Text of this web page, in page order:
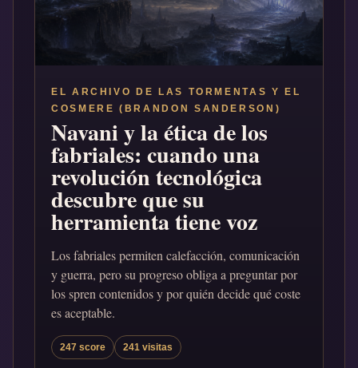
EL ARCHIVO DE LAS TORMENTAS Y EL
COSMERE (BRANDON SANDERSON)
Navani y la ética de los
fabriales: cuando una
revolución tecnológica
descubre que su
herramienta tiene voz
Los fabriales permiten calefacción, comunicación
y guerra, pero su progreso obliga a preguntar por
los spren contenidos y por quién decide qué coste
es aceptable.
247 score 241 visitas